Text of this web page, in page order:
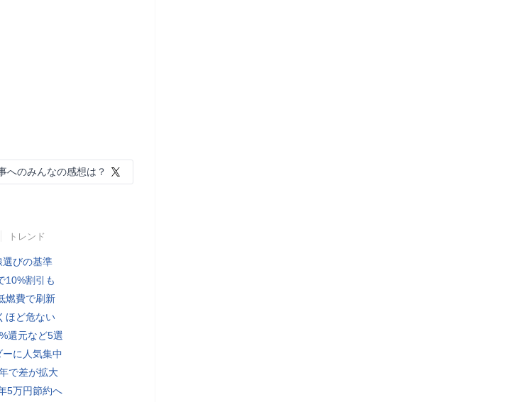
へのみんなの感想は？
トレンド
びの基準
10%割引も
燃費で刷新
ほど危ない
還元など5選
に人気集中
で差が拡大
5万円節約へ